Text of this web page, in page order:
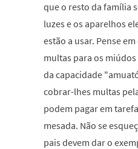
que o resto da família
luzes e os aparelhos
estão a usar. Pense
multas para os
da capacidade
cobrar-lhes multas
podem pagar em
mesada. Não se
pais devem dar o